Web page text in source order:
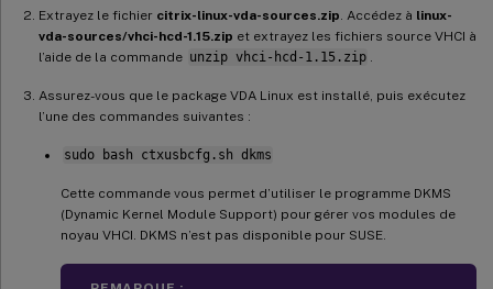
Extrayez le fichier citrix-linux-vda-sources.zip . Accédez à linux-
vda-sources/vhci-hcd-1.15.zip et extrayez les fichiers source VHCI à
l’aide de la commande unzip vhci-hcd-1.15.zip
Assurez-vous que le package VDA Linux est installé, puis exécutez
l’une des commandes suivantes :
sudo bash ctxusbcfg.sh dkms
Cette commande vous permet d’utiliser le programme DKMS
(Dynamic Kernel Module Support) pour gérer vos modules de
noyau VHCI. DKMS n’est pas disponible pour SUSE.